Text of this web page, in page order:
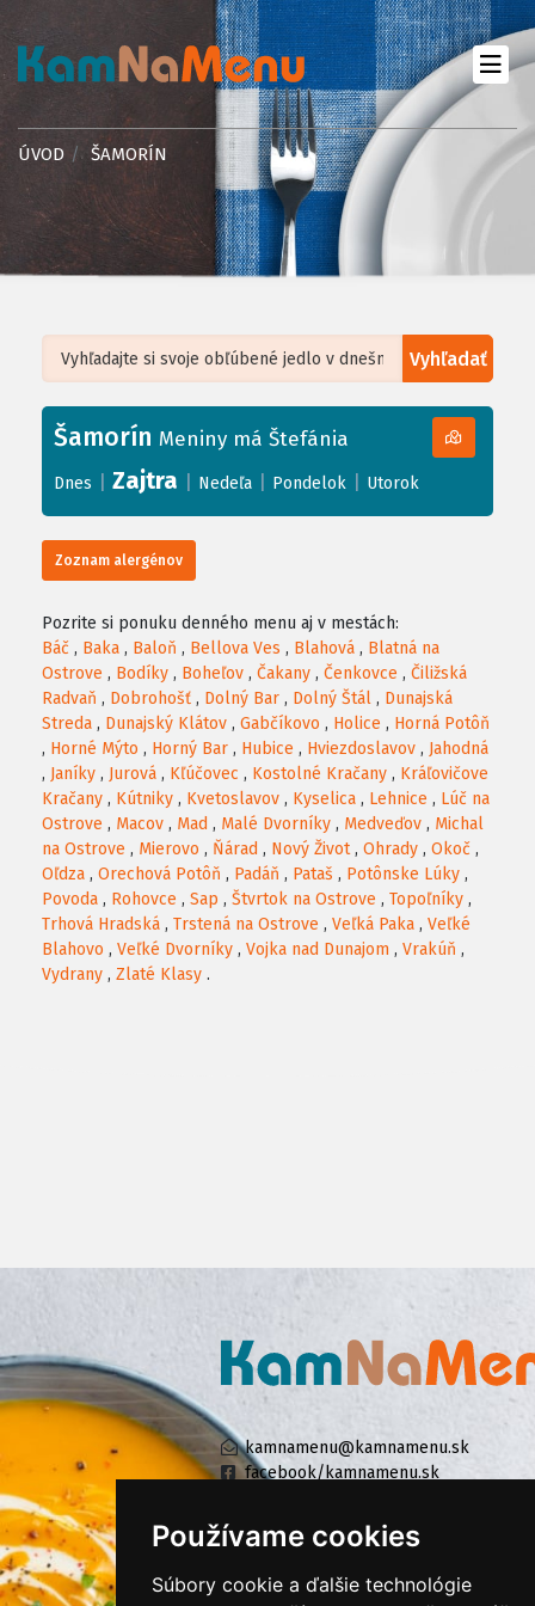
Používame cookies
Súbory cookie a ďalšie technológie
ÚVOD ŠAMORÍN
Vyhľadať
+
−
Leaflet| ©OpenStreetMap, Tiles courtesy ofHumanitarian OpenStreetMap
Šamorín Meniny má Štefánia
Dnes Zajtra Nedeľa Pondelok Utorok
Zoznam alergénov
Pozrite si ponuku denného menu aj v mestách:
Báč , Baka , Baloň , Bellova Ves , Blahová , Blatná na
Ostrove , Bodíky , Boheľov , Čakany , Čenkovce , Čiližská
Radvaň , Dobrohošť , Dolný Bar , Dolný Štál , Dunajská
Streda , Dunajský Klátov , Gabčíkovo , Holice , Horná Potôň
, Horné Mýto , Horný Bar , Hubice , Hviezdoslavov , Jahodná
, Janíky , Jurová , Kľúčovec , Kostolné Kračany , Kráľovičove
Kračany , Kútniky , Kvetoslavov , Kyselica , Lehnice , Lúč na
Ostrove , Macov , Mad , Malé Dvorníky , Medveďov , Michal
na Ostrove , Mierovo , Ňárad , Nový Život, Ohrady , Okoč ,
Oľdza , Orechová Potôň , Padáň , Pataš , Potônske Lúky ,
Povoda , Rohovce , Sap , Štvrtok na Ostrove , Topoľníky ,
Trhová Hradská , Trstená na Ostrove , Veľká Paka , Veľké
Blahovo , Veľké Dvorníky , Vojka nad Dunajom , Vrakúň ,
Vydrany , Zlaté Klasy .
kamnamenu@kamnamenu.sk
facebook/kamnamenu.sk
KONTAKTUJTE NÁS